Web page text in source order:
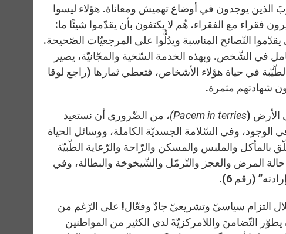
الذين يوجدون في أوضاع تهميش ومعاناة. هؤلاء ليسوا
فقراء مع الفقراء. هُم لا يكتفون بأن يقدّموا شيئًا ما:
النّصائح المناسبة ويدُلُّوا على المرجعيّات الصّحيحة.
في الشّخص. وبهذه الخدمة السّخية والمجّانيّة، يصير
في حياة هؤلاء الأشخاص، فتعطي ثمارها (راجع لوقا
Pacem in terries) ، من الضّروري أن نستعيد
الوجود، وفي السّلامة الجسديّة الكاملة، ووسائل الحياة
بالمأكل والملبس والمسكن والرّاحة والرّعاية الطّبيّة
المرض والعجز والتّرمّل والشّيخوخة والبطالة، وفي
(رقم 6).
التزام سياسيّ وتشريعيّ جادّ وفعّال! على الرّغم من
التّضامنَ واللامركزيّةَ لدى الكثير من المواطنين